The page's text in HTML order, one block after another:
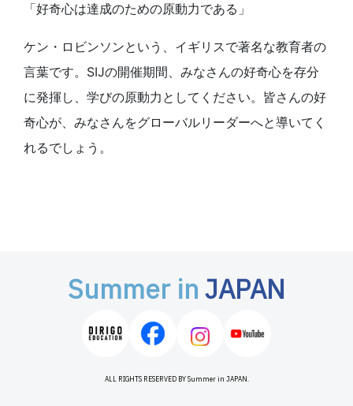
「好奇心は達成のための原動力である」
ケン・ロビンソンという、イギリスで著名な教育者の
言葉です。SIJの開催期間、みなさんの好奇心を存分
に発揮し、学びの原動力としてください。皆さんの好
奇心が、みなさんをグローバルリーダーへと導いてく
れるでしょう。
Summer inJAPAN
ALL RIGHTS RESERVED BY Summer in JAPAN.